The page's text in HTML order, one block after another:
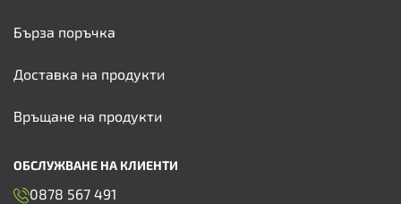
Бърза поръчка
Доставка на продукти
Връщане на продукти
ОБСЛУЖВАНЕ НА КЛИЕНТИ
0878 567 491